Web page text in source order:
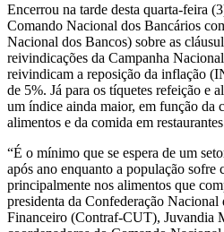
Encerrou na tarde desta quarta-feira
Comando Nacional dos Bancários
Nacional dos Bancos) sobre as
reivindicações da Campanha
reivindicam a reposição da inflação
de 5%. Já para os tíquetes refeição e
um índice ainda maior, em função da
alimentos e da comida em
“É o mínimo que se espera de um
após ano enquanto a população sofre
principalmente nos alimentos que
presidenta da Confederação
Financeiro (Contraf-CUT), Juvandia